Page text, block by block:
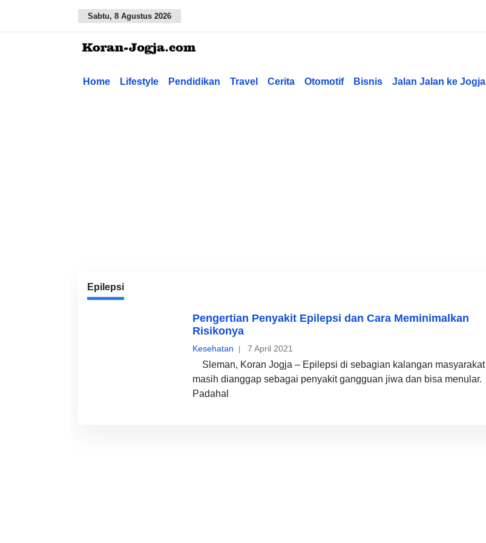
Sabtu, 8 Agustus 2026
Home Lifestyle Pendidikan Travel Cerita Otomotif Bisnis Jalan Jalan ke Jogja
Epilepsi
Pengertian Penyakit Epilepsi dan Cara Meminimalkan
Risikonya
Kesehatan 7 April 2021
Sleman, Koran Jogja – Epilepsi di sebagian kalangan masyarakat
masih dianggap sebagai penyakit gangguan jiwa dan bisa menular.
Padahal